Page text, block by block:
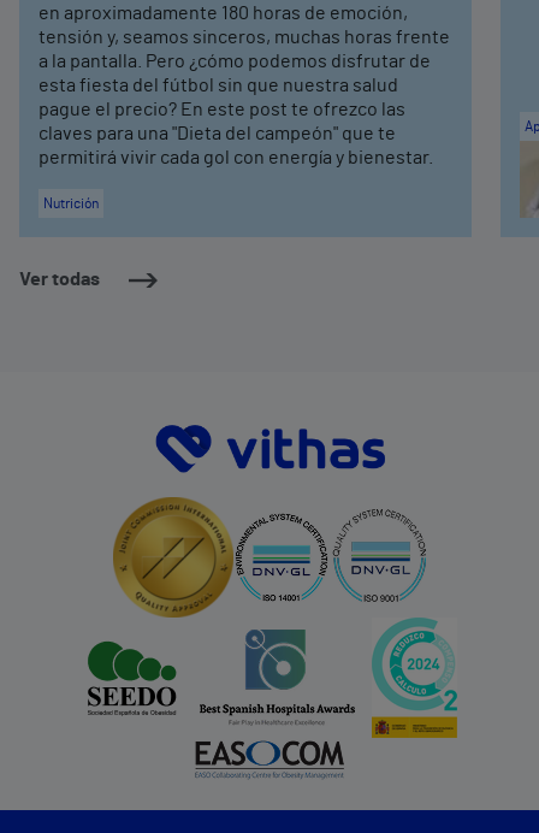
Ver todas
en aproximadamente 180 horas de emoción,
tensión y, seamos sinceros, muchas horas frente
a la pantalla. Pero ¿cómo podemos disfrutar de
esta fiesta del fútbol sin que nuestra salud
pague el precio? En este post te ofrezco las
claves para una "Dieta del campeón" que te
permitirá vivir cada gol con energía y bienestar.
Nutrición